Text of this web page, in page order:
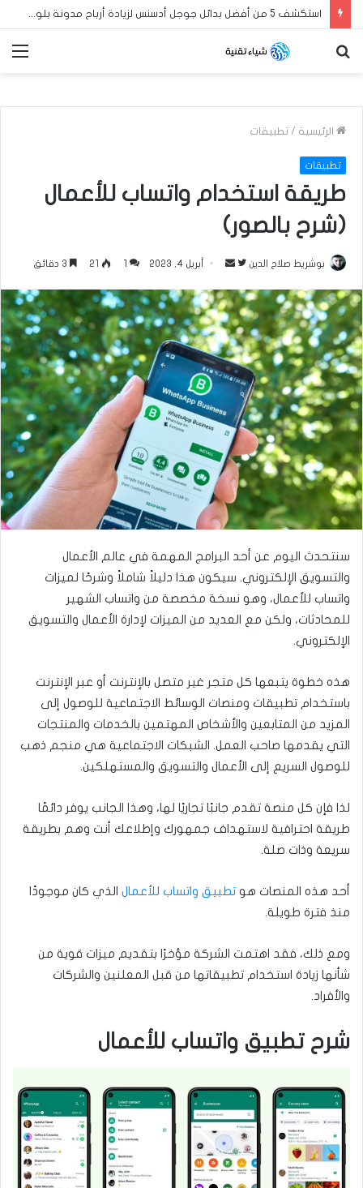
استكشف 5 من أفضل بدائل جوجل أدسنس لزيادة أرباح مدونة بلوجر العربية الخاصة بك في عام 2024
الرئيسية / تطبيقات
تطبيقات
طريقة استخدام واتساب للأعمال
(شرح بالصور)
بوشريط صلاح الدين
ت
ب
ع
ع
ل
ى
و
ي
ت
ر
س
ل
ب
ر
ي
ا
إ
ل
ك
ي
أبريل 4, 2023 1
21
سنتحدث اليوم عن أحد البرامج المهمة في عالم الأعمال
والتسويق الإلكتروني. سيكون هذا دليلاً شاملاً وشرحًا لميزات
واتساب للأعمال، وهو نسخة مخصصة من واتساب الشهير
للمحادثات، ولكن مع العديد من الميزات لإدارة الأعمال والتسويق
الإلكتروني.
هذه خطوة يتبعها كل متجر غير متصل بالإنترنت أو عبر الإنترنت
باستخدام تطبيقات ومنصات الوسائط الاجتماعية للوصول إلى
المزيد من المتابعين والأشخاص المهتمين بالخدمات والمنتجات
التي يقدمها صاحب العمل. الشبكات الاجتماعية هي منجم ذهب
للوصول السريع إلى الأعمال والتسويق والمستهلكين.
لذا فإن كل منصة تقدم جانبًا تجاريًا لها، وهذا الجانب يوفر دائمًا
طريقة احترافية لاستهداف جمهورك وإطلاعك أنت وهم بطريقة
سريعة وذات صلة.
أحد هذه المنصات هو تطبيق واتساب للأعمال الذي كان موجودًا
منذ فترة طويلة.
ومع ذلك، فقد اهتمت الشركة مؤخرًا بتقديم ميزات قوية من
شأنها زيادة استخدام تطبيقاتها من قبل المعلنين والشركات
والأفراد.
شرح تطبيق واتساب للأعمال